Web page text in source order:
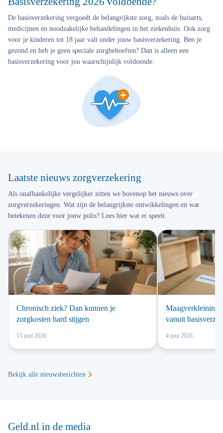
De basisverzekering vergoedt de belangrijkste zorg, zoals de huisarts,
medicijnen en noodzakelijke behandelingen in het ziekenhuis. Ook zorg
voor je kinderen tot 18 jaar valt onder jouw basisverzekering. Ben je
gezond en heb je geen speciale zorgbehoeften? Dan is alleen een
basisverzekering voor jou waarschijnlijk voldoende.
Laatste nieuws zorgverzekering
Als onafhankelijke vergelijker zitten we bovenop het nieuws over
zorgverzekeringen. Wat zijn de belangrijkste ontwikkelingen en wat
betekenen deze voor jouw polis? Lees hier wat er speelt.
Chronisch ziek? Dan kunnen je
zorgkosten hard stijgen
15 juni 2026
Maagverkleining
vanuit
4 juni 2026
Bekijk alle nieuwsberichten
Geld.nl in de media